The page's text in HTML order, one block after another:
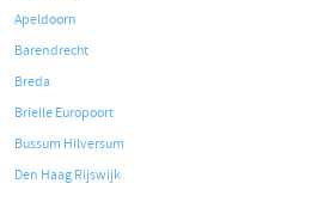
Apeldoorn
Barendrecht
Breda
Brielle Europoort
Bussum Hilversum
Den Haag Rijswijk